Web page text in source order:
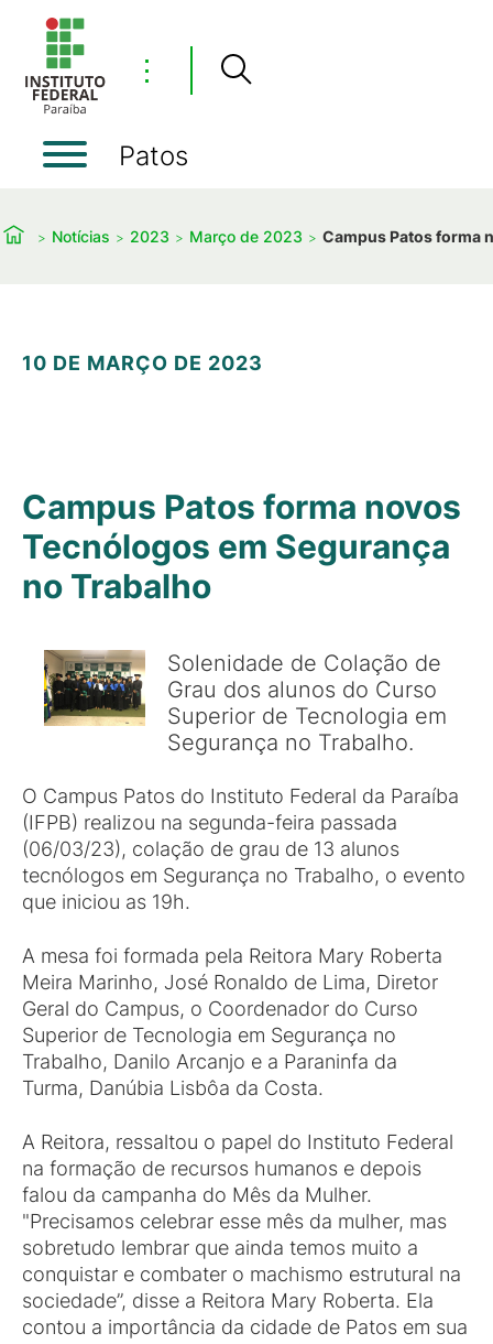
⋮
Patos
Notícias 2023 Março de 2023 Campus Patos forma
10 DE MARÇO DE 2023
Campus Patos forma novos
Tecnólogos em Segurança
no Trabalho
Solenidade de Colação de
Grau dos alunos do Curso
Superior de Tecnologia em
Segurança no Trabalho.
O Campus Patos do Instituto Federal da Paraíba
(IFPB) realizou na segunda-feira passada
(06/03/23), colação de grau de 13 alunos
tecnólogos em Segurança no Trabalho, o evento
que iniciou as 19h.
A mesa foi formada pela Reitora Mary Roberta
Meira Marinho, José Ronaldo de Lima, Diretor
Geral do Campus, o Coordenador do Curso
Superior de Tecnologia em Segurança no
Trabalho, Danilo Arcanjo e a Paraninfa da
Turma, Danúbia Lisbôa da Costa.
A Reitora, ressaltou o papel do Instituto Federal
na formação de recursos humanos e depois
falou da campanha do Mês da Mulher.
"Precisamos celebrar esse mês da mulher, mas
sobretudo lembrar que ainda temos muito a
conquistar e combater o machismo estrutural na
sociedade”, disse a Reitora Mary Roberta. Ela
contou a importância da cidade de Patos em sua